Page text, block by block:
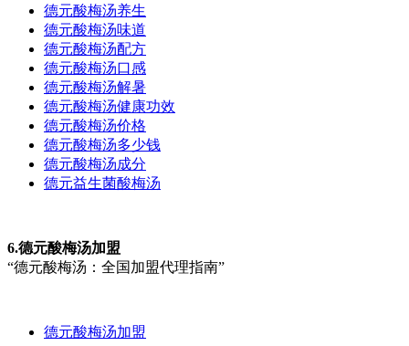
德元酸梅汤养生
德元酸梅汤味道
德元酸梅汤配方
德元酸梅汤口感
德元酸梅汤解暑
德元酸梅汤健康功效
德元酸梅汤价格
德元酸梅汤多少钱
德元酸梅汤成分
德元益生菌酸梅汤
6.德元酸梅汤加盟
“德元酸梅汤：全国加盟代理指南”
德元酸梅汤加盟